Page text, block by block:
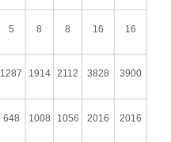
5 8 8 16 16
1287 1914 2112 3828 3900
648 1008 1056 2016 2016